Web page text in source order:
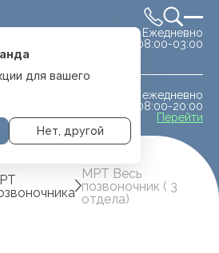
Ежедневно
08:00-03:00
ежедневно
08:00-20:00
Перейти
для вашего
Нет, другой
МРТ Весь
позвоночник ( 3
отдела)